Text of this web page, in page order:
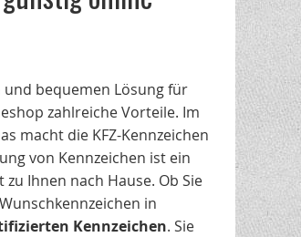
bequemen Lösung für
zahlreiche Vorteile. Im
macht die KFZ-Kennzeichen
von Kennzeichen ist ein
zu Ihnen nach Hause. Ob Sie
in
Kennzeichen. Sie